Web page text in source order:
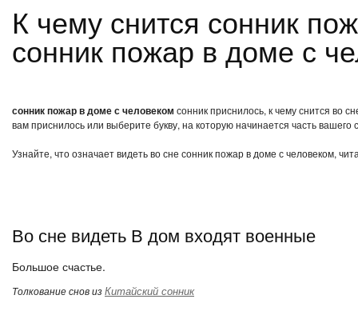
К чему снится сонник пожар в доме с человеком?
сонник пожар в доме с
сонник пожар в доме с человеком сонник приснилось, к чему снится во
вам приснилось или выберите букву, на которую начинается часть вашего
Узнайте, что означает видеть во сне сонник пожар в доме с человеком,
Во сне видеть В дом входят военные
Большое счастье.
Толкование снов изКитайский сонник